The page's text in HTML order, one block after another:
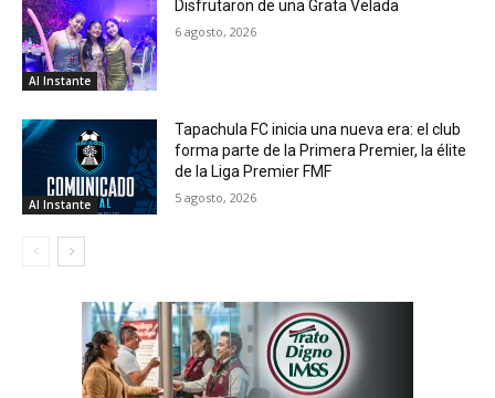
Al Instante
Disfrutaron de una Grata Velada
6 agosto, 2026
Al Instante
Tapachula FC inicia una nueva era: el club
forma parte de la Primera Premier, la élite
de la Liga Premier FMF
5 agosto, 2026